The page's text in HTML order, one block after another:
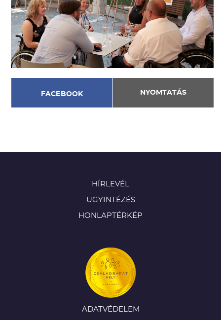
FACEBOOK NYOMTATÁS
HÍRLEVÉL
ÜGYINTÉZÉS
HONLAPTÉRKÉP
ADATVÉDELEM